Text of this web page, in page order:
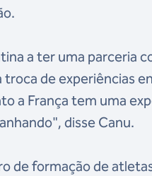
a ter uma parceria
de experiências
a França tem uma
disse Canu.
de formação de